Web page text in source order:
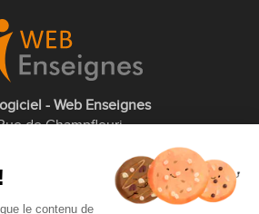
- Web Enseignes
de Champfleuri
01 75 43 63 60
le contenu de